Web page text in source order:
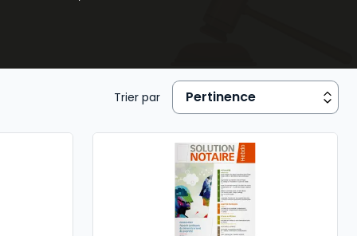
Trier par